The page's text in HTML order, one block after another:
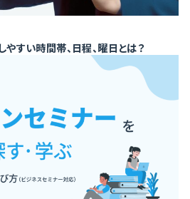
すい時間帯、日程、曜日とは？